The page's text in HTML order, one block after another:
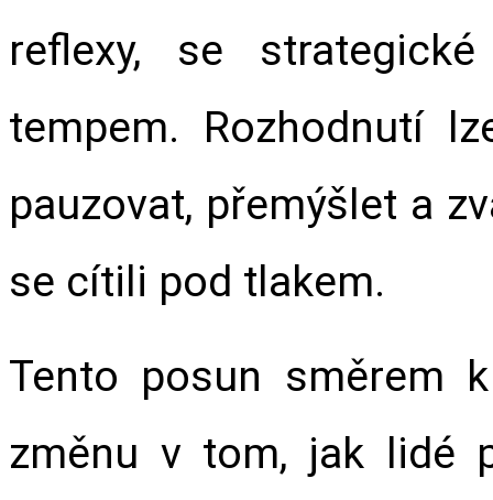
reflexy, se
tempem. Rozhodnutí
pauzovat, přemýšlet a
se cítili pod tlakem.
Tento posun směrem
změnu v tom, jak lidé